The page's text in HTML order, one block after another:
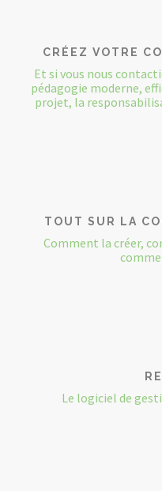
CRÉEZ VOTRE
Et si vous nous
pédagogie moderne,
projet, la
TOUT SUR LA
Comment la créer,
Le logiciel de